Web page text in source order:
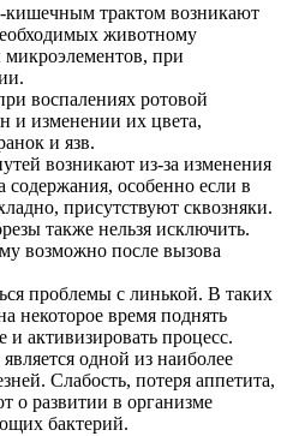
трактом возникают
животному
при
воспалениях ротовой
и изменении их цвета,
и язв.
возникают из-за изменения
содержания, особенно если в
присутствуют сквозняки.
также нельзя исключить.
возможно после вызова
проблемы с линькой. В таких
некоторое время поднять
и активизировать процесс.
одной из наиболее
Слабость, потеря аппетита,
о развитии в организме
бактерий.